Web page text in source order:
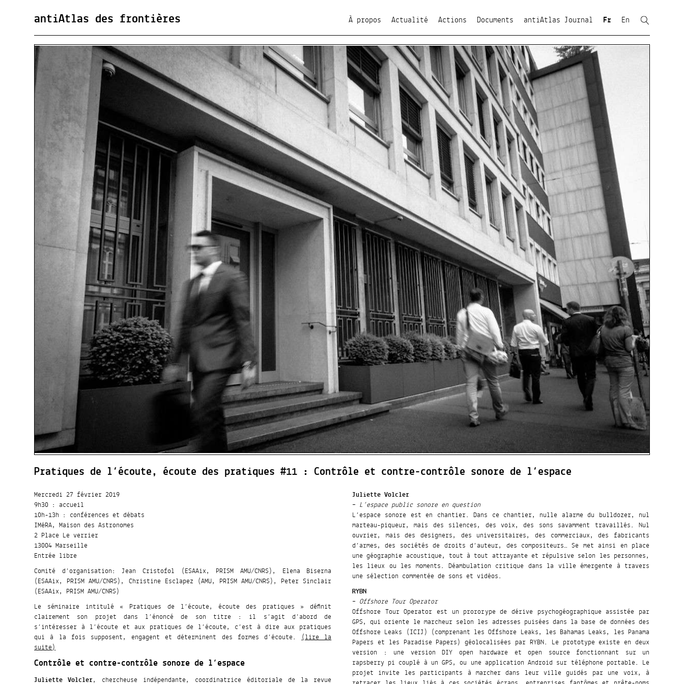
antiAtlas des frontières À propos Actualité Actions Documents antiAtlas Journal Fr En
Pratiques de l’écoute, écoute des pratiques #11 : Contrôle et contre-contrôle sonore de l’espace
Mercredi 27 février 2019
9h30 : accueil
10h-13h : conférences et débats
IMéRA, Maison des Astronomes
2 Place Le verrier
13004 Marseille
Entrée libre
Comité d’organisation: Jean Cristofol (ESAAix, PRISM AMU/CNRS), Elena Biserna
(ESAAix, PRISM AMU/CNRS), Christine Esclapez (AMU, PRISM AMU/CNRS), Peter Sinclair
(ESAAix, PRISM AMU/CNRS)
Le séminaire intitulé « Pratiques de l’écoute, écoute des pratiques » définit
clairement son projet dans l’énoncé de son titre : il s’agit d’abord de
s’intéresser à l’écoute et aux pratiques de l’écoute, c’est à dire aux pratiques
qui à la fois supposent, engagent et déterminent des formes d’écoute.(lire la
suite)
Contrôle et contre-contrôle sonore de l’espace
Juliette Volcler, chercheuse indépendante, coordinatrice éditoriale de la revue
Juliette Volcler
– L’espace public sonore en question
L’espace sonore est en chantier. Dans ce chantier, nulle alarme du bulldozer, nul
marteau-piqueur, mais des silences, des voix, des sons savamment travaillés. Nul
ouvrier, mais des designers, des universitaires, des commerciaux, des fabricants
d’armes, des sociétés de droits d’auteur, des compositeurs… Se met ainsi en place
une géographie acoustique, tout à tout attrayante et répulsive selon les personnes,
les lieux ou les moments. Déambulation critique dans la ville émergente à travers
une sélection commentée de sons et vidéos.
RYBN
– Offshore Tour Operator
Offshore Tour Operator est un prororype de dérive psychogéographique assistée par
GPS, qui oriente le marcheur selon les adresses puisées dans la base de données des
Offshore Leaks (ICIJ) (comprenant les Offshore Leaks, les Bahamas Leaks, les Panama
Papers et les Paradise Papers) géolocalisées par RYBN. Le prototype existe en deux
version : une version DIY open hardware et open source fonctionnant sur un
rapsberry pi couplé à un GPS, ou une application Android sur téléphone portable. Le
projet invite les participants à marcher dans leur ville guidés par une voix, à